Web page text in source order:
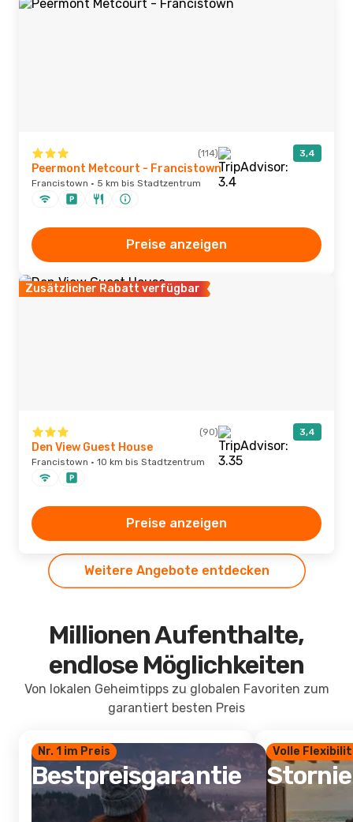
(114) 3,4
Peermont Metcourt - Francistown
Francistown · 5 km bis Stadtzentrum
Preise anzeigen
Zusätzlicher Rabatt verfügbar
(90) 3,4
Den View Guest House
Francistown · 10 km bis Stadtzentrum
Preise anzeigen
Weitere Angebote entdecken
Millionen Aufenthalte,
endlose Möglichkeiten
Von lokalen Geheimtipps zu globalen Favoriten zum
garantiert besten Preis
Nr. 1 im Preis
Bestpreisgarantie
Volle